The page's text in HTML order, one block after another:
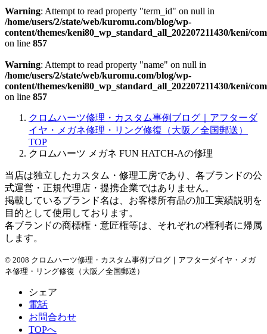
Warning: Attempt to read property "term_id" on null in
/home/users/2/state/web/kuromu.com/blog/wp-
content/themes/keni80_wp_standard_all_202207211430/keni/
on line 857
Warning: Attempt to read property "name" on null in
/home/users/2/state/web/kuromu.com/blog/wp-
content/themes/keni80_wp_standard_all_202207211430/keni/
on line 857
クロムハーツ修理・カスタム事例ブログ｜アフターダ
イヤ・メガネ修理・リング修復（大阪／全国郵送）
TOP
クロムハーツ メガネ FUN HATCH-Aの修理
当店は独立したカスタム・修理工房であり、各ブランドの公
式運営・正規代理店・提携企業ではありません。
掲載しているブランド名は、お客様所有品の加工実績説明を
目的として使用しております。
各ブランドの商標権・意匠権等は、それぞれの権利者に帰属
します。
© 2008 クロムハーツ修理・カスタム事例ブログ｜アフターダイヤ・メガ
ネ修理・リング修復（大阪／全国郵送）
シェア
電話
お問合わせ
TOPへ